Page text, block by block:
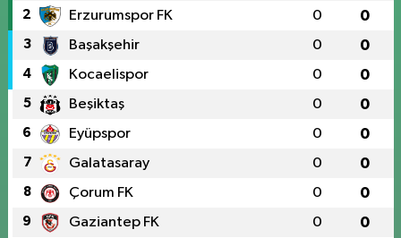
yalandı
2 Erzurumspor FK 0 0
3 Başakşehir 0 0
4 Kocaelispor 0 0
5 Beşiktaş 0 0
6 Eyüpspor 0 0
7 Galatasaray 0 0
8 Çorum FK 0 0
9 Gaziantep FK 0 0